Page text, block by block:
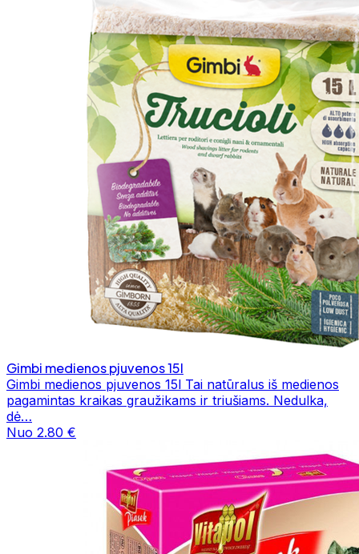
Gimbi medienos pjuvenos 15l
Gimbi medienos pjuvenos 15l Tai natūralus iš medienos
pagamintas kraikas graužikams ir triušiams. Nedulka,
dė…
Nuo 2.80 €